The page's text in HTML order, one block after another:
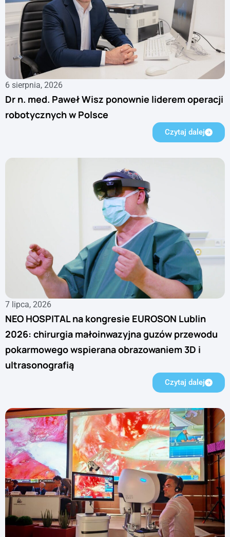
6 sierpnia, 2026
Dr n. med. Paweł Wisz ponownie liderem operacji
robotycznych w Polsce
Czytaj dalej
7 lipca, 2026
NEO HOSPITAL na kongresie EUROSON Lublin
2026: chirurgia małoinwazyjna guzów przewodu
pokarmowego wspierana obrazowaniem 3D i
ultrasonografią
Czytaj dalej